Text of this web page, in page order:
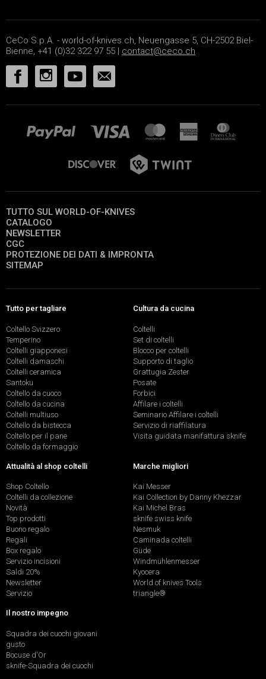
CeCo S.p.A. - world-of-knives.ch, Neuengasse 5, CH-2502 Biel-
Bienne, +41 (0)32 322 97 55 | contact@ceco.ch
TUTTO SUL WORLD-OF-KNIVES
CATALOGO
NEWSLETTER
CGC
PROTEZIONE DEI DATI & IMPRONTA
SITEMAP
Tutto per tagliare
Coltello Svizzero
Temperino
Coltelli giapponesi
Coltelli damaschi
Coltelli ceramica
Santoku
Coltello da cuoco
Coltello da cucina
Coltelli multiuso
Coltello da bistecca
Coltello per il pane
Coltello da formaggio
Cultura da cucina
Coltelli
Set di coltelli
Blocco per coltelli
Supporto di taglio
Grattugia Zester
Posate
Forbici
Affilare i coltelli
Seminario Affilare i coltelli
Servizio di riaffilatura
Visita guidata manifattura sknife
Attualità al shop coltelli
Shop Coltello
Coltelli da collezione
Novità
Top prodotti
Buono regalo
Regali
Box regalo
Servizio incisioni
Saldi 20%
Newsletter
Servizio
Marche migliori
Kai Messer
Kai Collection by Danny Khezzar
Kai Michel Bras
sknife swiss knife
Nesmuk
Caminada coltelli
Güde
Windmühlenmesser
Kyocera
World of knives Tools
triangle®
Il nostro impegno
Squadra dei cuochi giovani
gusto
Bocuse d'Or
sknife-Squadra dei cuochi